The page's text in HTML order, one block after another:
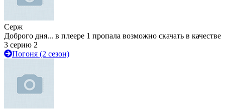
Серж
Доброго дня... в плеере 1 пропала возможно скачать в качестве
3 серию 2
Погоня (2 сезон)